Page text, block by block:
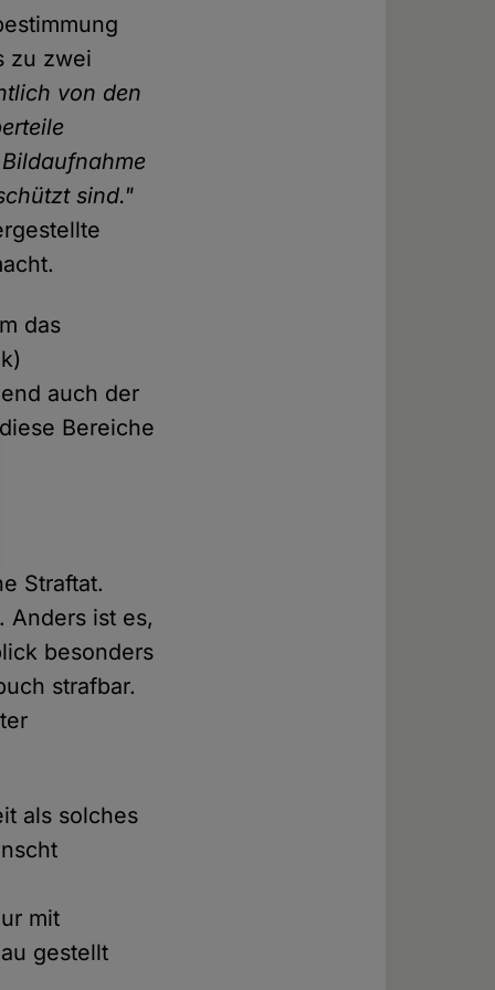
zu zwei
von den
sind."
das
auch der
Bereiche
Straftat.
Anders ist es,
besonders
strafbar.
als solches
mit
gestellt